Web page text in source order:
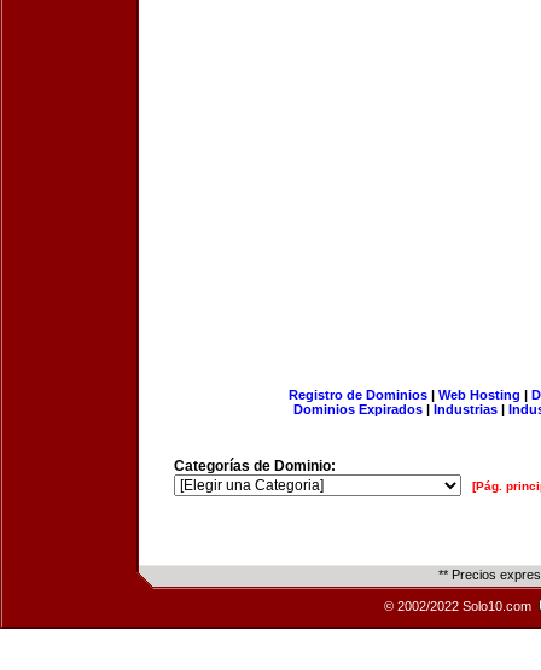
Registro de Dominios| Web Hosting |
Dominios Expirados | Industrias |
Categorías de Dominio:
[Pág.
** Precios
© 2002/2022 Solo10.com